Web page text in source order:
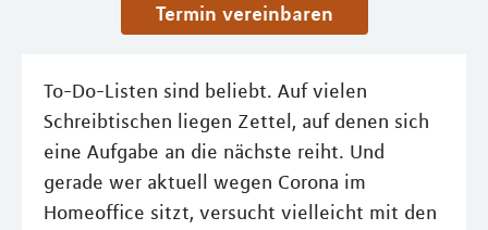
Termin vereinbaren
To-Do-Listen sind beliebt. Auf vielen
Schreibtischen liegen Zettel, auf denen sich
eine Aufgabe an die nächste reiht. Und
gerade wer aktuell wegen Corona im
Homeoffice sitzt, versucht vielleicht mit den